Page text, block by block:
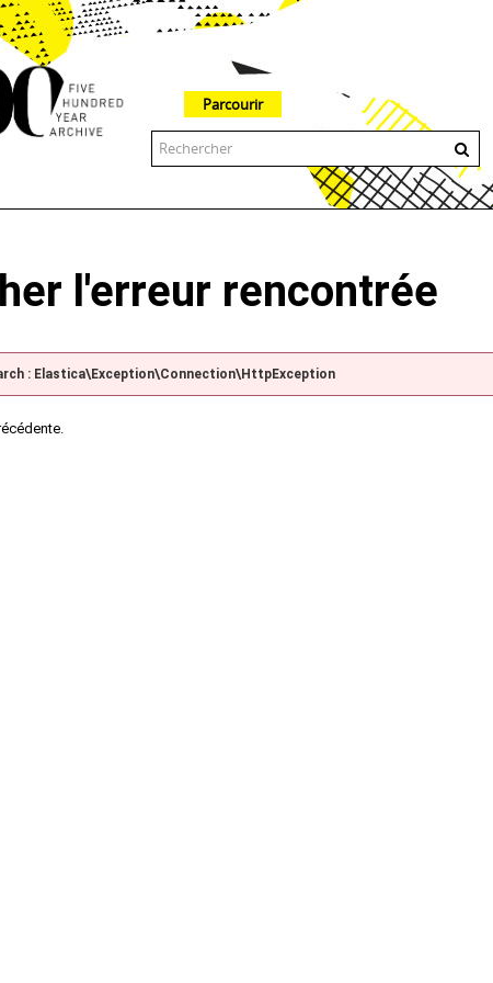
Parcourir
l'erreur rencontrée
: Elastica\Exception\Connection\HttpException